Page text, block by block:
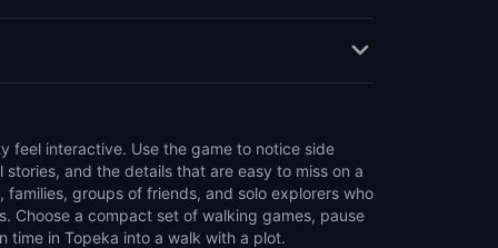
time in Topeka into a walk with a plot.